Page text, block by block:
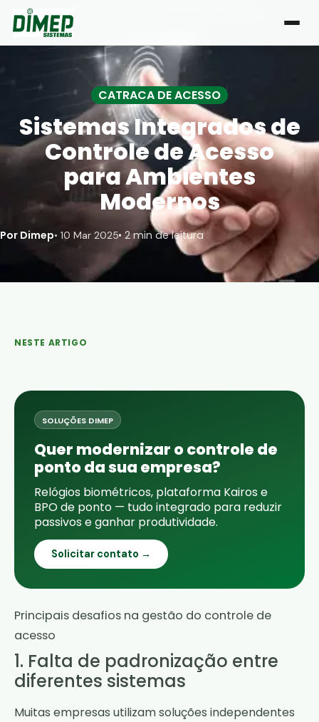
| Atendimento de segunda a sexta, das 8h às 18h
CATRACA DE ACESSO
Sistemas Integrados de
Controle de Acesso
para Ambientes
Modernos
Por Dimep• 10 Mar 2025• 2 min de leitura
NESTE ARTIGO
SOLUÇÕES DIMEP
Quer modernizar o controle de
ponto da sua empresa?
Relógios biométricos, plataforma Kairos e
BPO de ponto — tudo integrado para reduzir
passivos e ganhar produtividade.
Solicitar contato →
Principais desafios na gestão do controle de
acesso
1. Falta de padronização entre
diferentes sistemas
Muitas empresas utilizam soluções independentes